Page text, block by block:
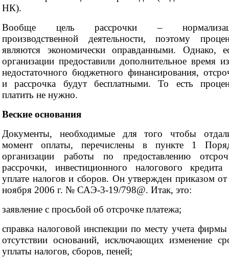
НК).
Вообще цель рассрочки –
производственной деятельности, поэтому
являются экономически оправданными. Однако,
организации предоставили дополнительное время
недостаточного бюджетного финансирования,
и рассрочка будут бесплатными. То есть
платить не нужно.
Веские основания
Документы, необходимые для того чтобы
момент оплаты, перечислены в пункте 1
организации работы по предоставлению
рассрочки, инвестиционного налогового
уплате налогов и сборов. Он утвержден приказом
ноября 2006 г. № САЭ-3-19/798@. Итак, это:
заявление с просьбой об отсрочке платежа;
справка налоговой инспекции по месту учета
отсутствии оснований, исключающих изменение
уплаты налогов, сборов, пеней;